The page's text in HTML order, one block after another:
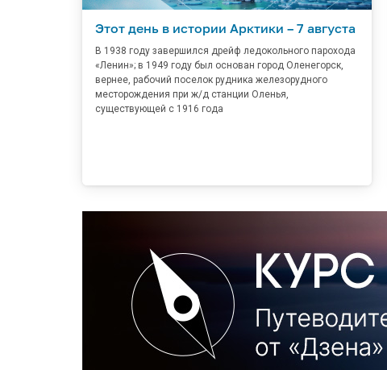
Этот день в истории Арктики – 7 августа
В 1938 году завершился дрейф ледокольного парохода
«Ленин»; в 1949 году был основан город Оленегорск,
вернее, рабочий поселок рудника железорудного
месторождения при ж/д станции Оленья,
существующей с 1916 года